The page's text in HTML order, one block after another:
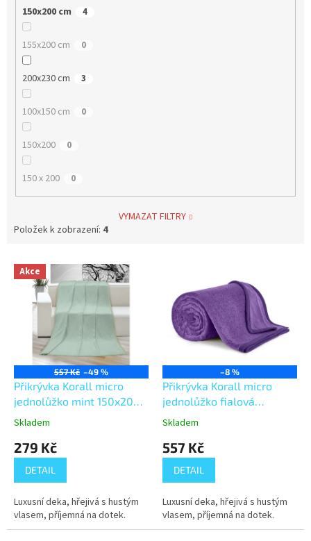
150x200 cm 4
155x200 cm 0
200x230 cm 3
100x150 cm 0
150x200 0
150 x 200 0
VYMAZAT FILTRY
Položek k zobrazení: 4
V Akce
557 Kč –49 %
Přikrývka Korall micro
jednolůžko mint 150x200
cm
Skladem
279 Kč
DETAIL
Luxusní deka, hřejivá s hustým
vlasem, příjemná na dotek.
–8 %
Přikrývka Korall micro
jednolůžko fialová
150x200 cm
Skladem
557 Kč
DETAIL
Luxusní deka, hřejivá s hustým
vlasem, příjemná na dotek.